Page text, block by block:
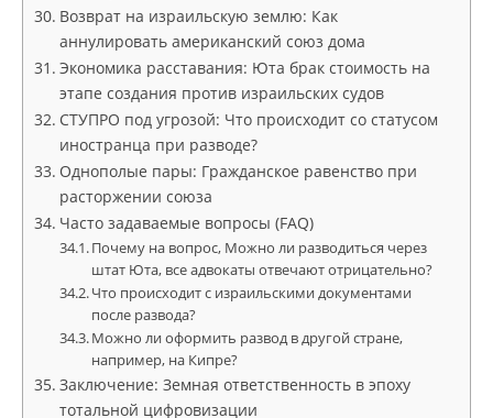
Возврат на израильскую землю: Как
аннулировать американский союз дома
Экономика расставания: Юта брак стоимость на
этапе создания против израильских судов
СТУПРО под угрозой: Что происходит со статусом
иностранца при разводе?
Однополые пары: Гражданское равенство при
расторжении союза
Часто задаваемые вопросы (FAQ)
Почему на вопрос, Можно ли разводиться через
штат Юта, все адвокаты отвечают отрицательно?
Что происходит с израильскими документами
после развода?
Можно ли оформить развод в другой стране,
например, на Кипре?
Заключение: Земная ответственность в эпоху
тотальной цифровизации